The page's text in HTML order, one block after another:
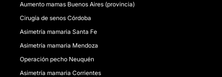
Aumento mamas Buenos Aires (provincia)
Cirugía de senos Córdoba
Asimetría mamaria Santa Fe
Asimetría mamaria Mendoza
Operación pecho Neuquén
Asimetría mamaria Corrientes